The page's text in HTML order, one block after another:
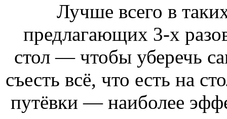
Лучше всего в
предлагающих 3-х
стол — чтобы уберечь
съесть всё, что есть на
путёвки — наиболее